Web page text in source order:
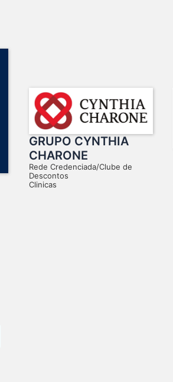
GRUPO CYNTHIA
CHARONE
Rede Credenciada/Clube de
Descontos
Clinicas